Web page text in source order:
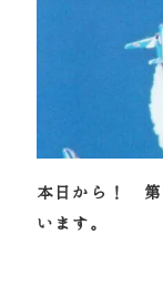
本日から！
います。